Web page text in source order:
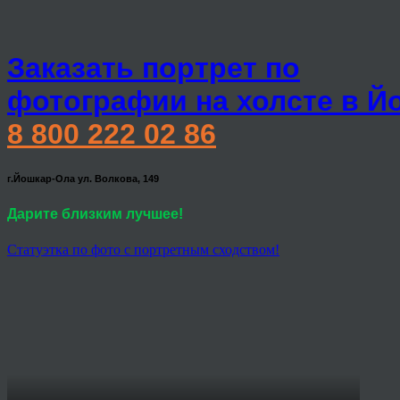
Заказать портрет по
фотографии на холсте в
8 800 222 02 86
г.Йошкар-Ола ул. Волкова, 149
Дарите близким лучшее!
Статуэтка по фото с портретным сходством!